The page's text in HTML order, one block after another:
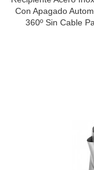
Con Apagado
360º Sin Cable